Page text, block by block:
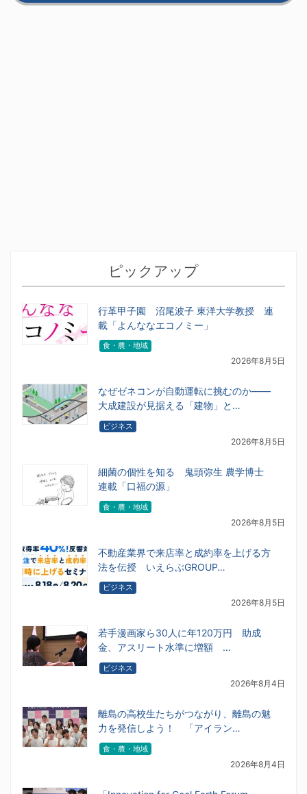
ピックアップ
行革甲子園 沼尾波子 東洋大学教授 連
載「よんななエコノミー」
食・農・地域
2026年8月5日
なぜゼネコンが自動運転に挑むのか――
大成建設が見据える「建物」と…
ビジネス
2026年8月5日
細菌の個性を知る 鬼頭弥生 農学博士
連載「口福の源」
食・農・地域
2026年8月5日
不動産業界で来店率と成約率を上げる方
法を伝授 いえらぶGROUP…
ビジネス
2026年8月5日
若手漫画家ら30人に年120万円 助成
金、アスリート水準に増額 …
ビジネス
2026年8月4日
離島の高校生たちがつながり、離島の魅
力を発信しよう！ 「アイラン…
食・農・地域
2026年8月4日